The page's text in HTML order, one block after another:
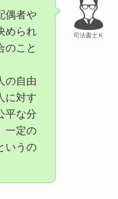
司法書士Ｋ
偶者や
められ
のこと
の自由
に対す
平な分
一定の
いうの